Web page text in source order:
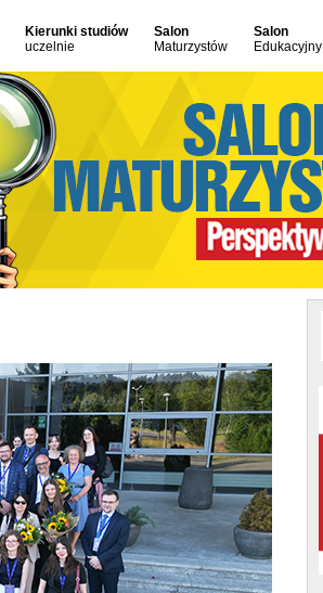
Kierunki studiów
uczelnie
Salon
Maturzystów
Salon
Edukacyjny